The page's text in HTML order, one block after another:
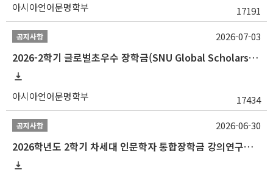
아시아언어문명학부 17191
공지사항
2026-2학기 글로벌초우수 장학금(SNU Global Scholarship, GS) 신청 안내(~7/12 23:00)
아시아언어문명학부 17434
2026-07-03
공지사항
2026학년도 2학기 차세대 인문학자 통합장학금 강의연구조교 선발 안내(~7/8)
2026-06-30